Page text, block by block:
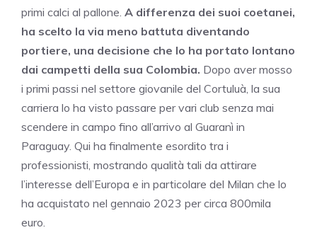
primi calci al pallone. A differenza dei suoi coetanei,
ha scelto la via meno battuta diventando
portiere, una decisione che lo ha portato lontano
dai campetti della sua Colombia. Dopo aver mosso
i primi passi nel settore giovanile del Cortuluà, la sua
carriera lo ha visto passare per vari club senza mai
scendere in campo fino all’arrivo al Guaranì in
Paraguay. Qui ha finalmente esordito tra i
professionisti, mostrando qualità tali da attirare
l’interesse dell’Europa e in particolare del Milan che lo
ha acquistato nel gennaio 2023 per circa 800mila
euro.